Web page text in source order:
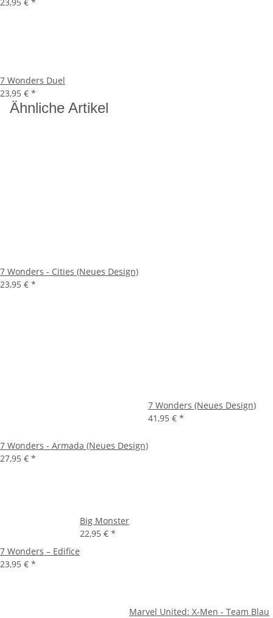
7 Wonders Duel
23,95 € *
Ähnliche Artikel
7 Wonders - Cities (Neues Design)
23,95 € *
7 Wonders - Armada (Neues Design)
27,95 € *
7 Wonders (Neues Design)
41,95 € *
7 Wonders – Edifice
23,95 € *
Big Monster
22,95 € *
Marvel United: X-Men - Team Blau